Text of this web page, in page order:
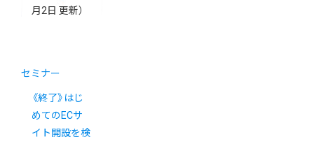
月2日 更新）
セミナー
《終了》はじ
めてのECサ
イト開設を検